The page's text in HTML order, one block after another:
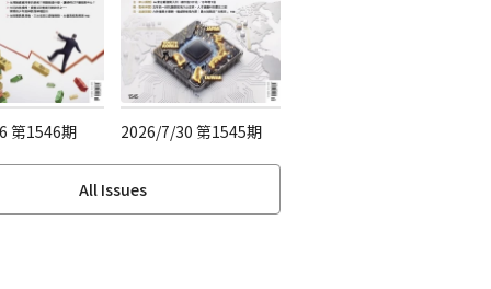
第1546期 2026/7/30 第1545期
All Issues